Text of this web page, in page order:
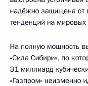
надёжно защищена от
тенденций на мировых
На полную мощность
«Сила Сибири», по
31 миллиард
«Газпром» неизменно